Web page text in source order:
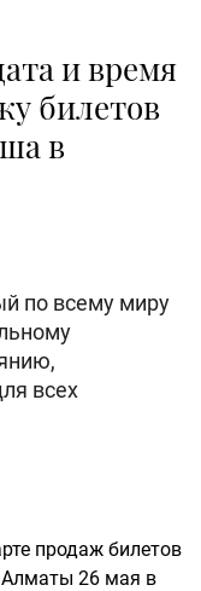
и время
билетов
в
по всему миру
всех
продаж билетов
Алматы 26 мая в